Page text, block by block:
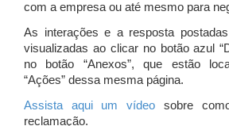
com a empresa ou até mesmo para
As interações e a resposta
visualizadas ao clicar no botão azul
no botão “Anexos”, que estão
“Ações” dessa mesma página.
Assista aqui um vídeo sobre
reclamação.